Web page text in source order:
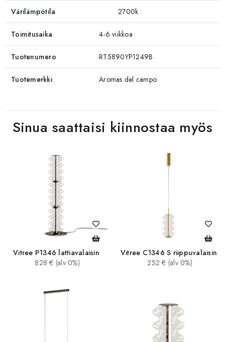
Värilämpötila 2700k
Toimitusaika 4-6 viikkoa
Tuotenumero RT5890YP1249B
Tuotemerkki Aromas del campo
Sinua saattaisi kiinnostaa myös
Vitree P1346 lattiavalaisin
828 € (alv 0%)
Vitree C1346 S riippuvalaisin
252 € (alv 0%)